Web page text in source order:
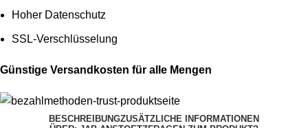
Hoher Datenschutz
SSL-Verschlüsselung
Günstige Versandkosten für alle Mengen
BESCHREIBUNGZUSÄTZLICHE INFORMATIONEN